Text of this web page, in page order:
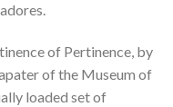
of Pertinence, by
of the Museum of
loaded set of